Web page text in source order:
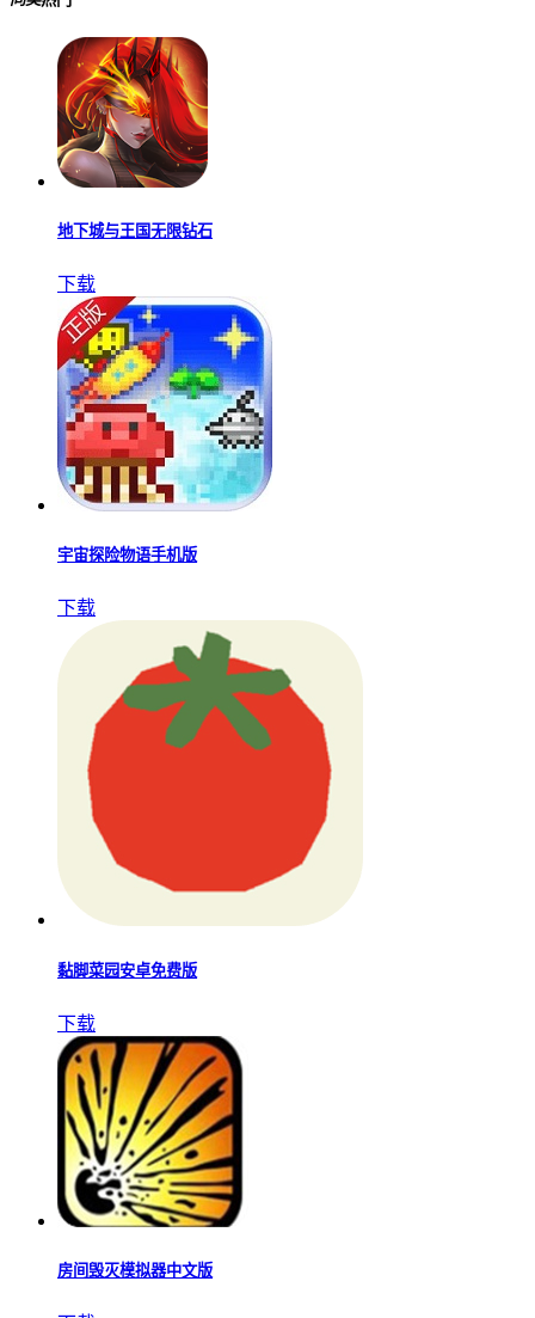
地下城与王国无限钻石
下载
宇宙探险物语手机版
下载
黏脚菜园安卓免费版
下载
房间毁灭模拟器中文版